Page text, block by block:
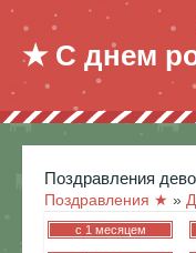
★ С днем
поздравления
Поздравления ★ »
c 1 месяцем